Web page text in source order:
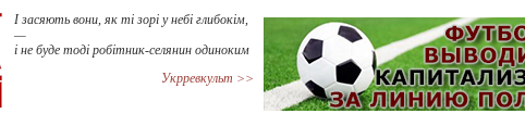
І засяють вони, як ті зорі у небі глибокім,
—
і не буде тоді робітник-селянин одиноким
Укрревкульт >>